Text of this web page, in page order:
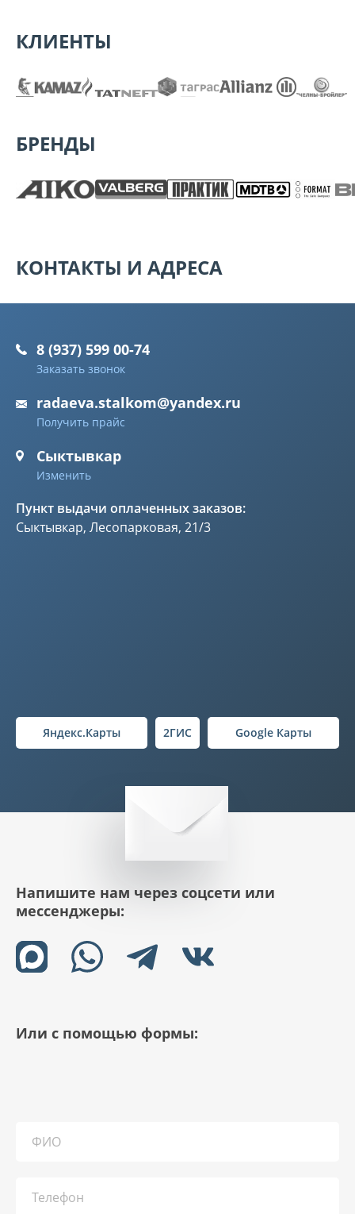
КЛИЕНТЫ
БРЕНДЫ
КОНТАКТЫ И АДРЕСА
8 (937) 599 00-74
Заказать звонок
radaeva.stalkom@yandex.ru
Получить прайс
Сыктывкар
Изменить
Пункт выдачи оплаченных заказов:
Сыктывкар, Лесопарковая, 21/3
Яндекс.Карты 2ГИС Google Карты
Напишите нам через соцсети или
мессенджеры:
Или с помощью формы: